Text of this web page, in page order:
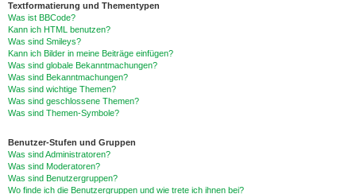
Textformatierung und Thementypen
Was ist BBCode?
Kann ich HTML benutzen?
Was sind Smileys?
Kann ich Bilder in meine Beiträge einfügen?
Was sind globale Bekanntmachungen?
Was sind Bekanntmachungen?
Was sind wichtige Themen?
Was sind geschlossene Themen?
Was sind Themen-Symbole?
Benutzer-Stufen und Gruppen
Was sind Administratoren?
Was sind Moderatoren?
Was sind Benutzergruppen?
Wo finde ich die Benutzergruppen und wie trete ich ihnen bei?